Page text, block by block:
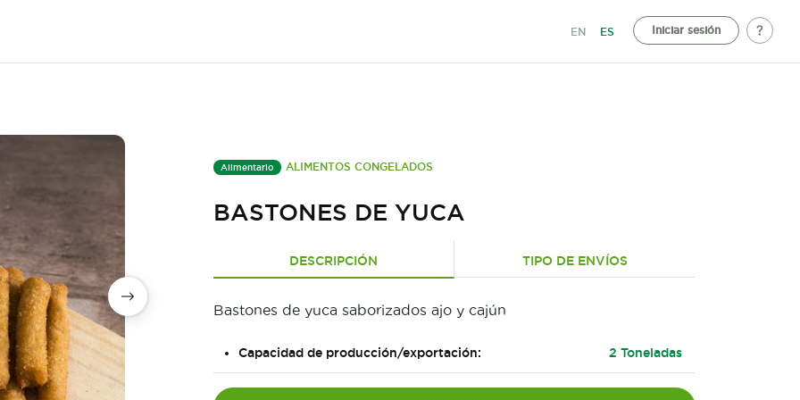
EN ES Iniciar sesión
Alimentario ALIMENTOS CONGELADOS
BASTONES DE YUCA
DESCRIPCIÓN TIPO DE ENVÍOS
Bastones de yuca saborizados ajo y cajún
Capacidad de producción/exportación: 2 Toneladas